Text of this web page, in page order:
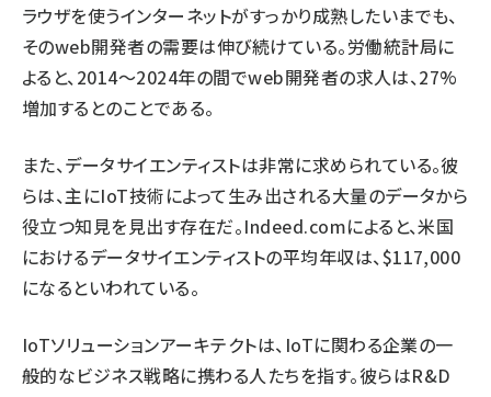
ラウザを使うインターネットがすっかり成熟したいまでも、
そのweb開発者の需要は伸び続けている。労働統計局に
よると、2014〜2024年の間でweb開発者の求人は、27%
増加するとのことである。
また、データサイエンティストは非常に求められている。彼
らは、主にIoT技術によって生み出される大量のデータから
役立つ知見を見出す存在だ。Indeed.comによると、米国
におけるデータサイエンティストの平均年収は、$117,000
になるといわれている。
IoTソリューションアーキテクトは、IoTに関わる企業の一
般的なビジネス戦略に携わる人たちを指す。彼らはR&D